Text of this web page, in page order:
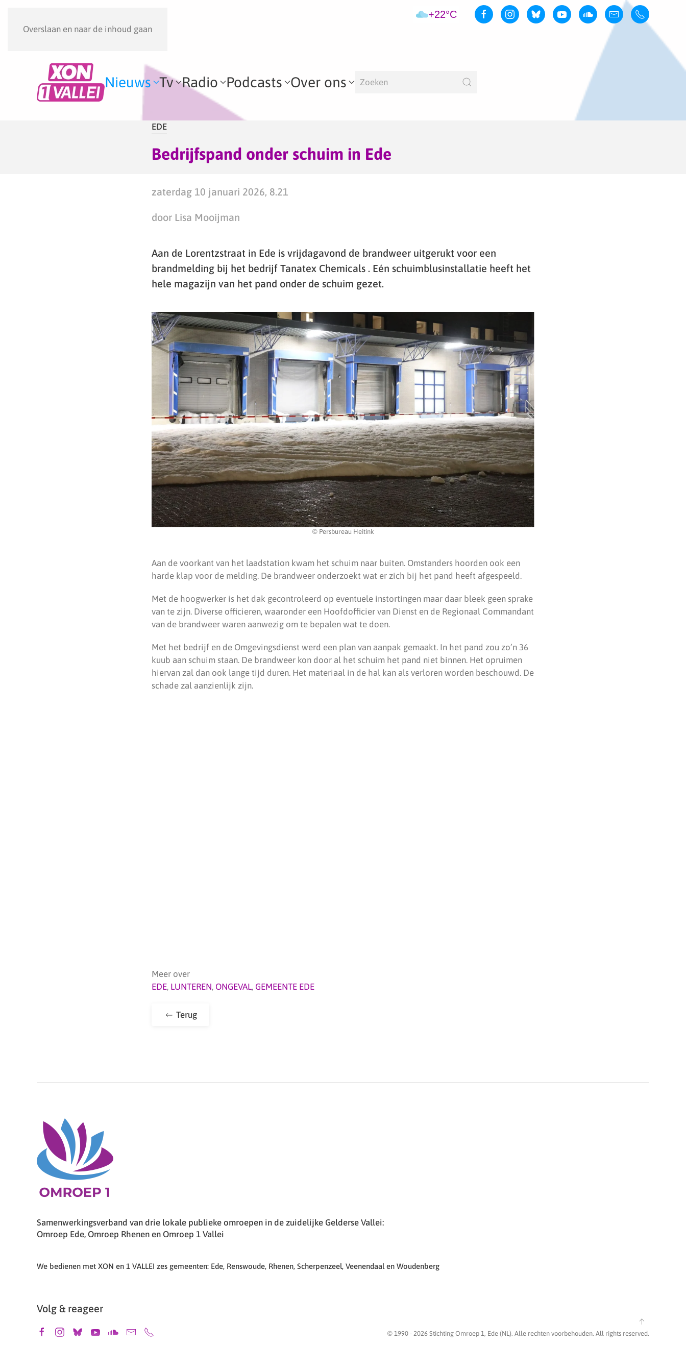
Overslaan en naar de inhoud gaan
+22°C
Nieuws Tv Radio Podcasts Over ons
EDE
Bedrijfspand onder schuim in Ede
zaterdag 10 januari 2026, 8.21
door Lisa Mooijman
Aan de Lorentzstraat in Ede is vrijdagavond de brandweer uitgerukt voor een
brandmelding bij het bedrijf Tanatex Chemicals . Eén schuimblusinstallatie heeft het
hele magazijn van het pand onder de schuim gezet.
© Persbureau Heitink
Aan de voorkant van het laadstation kwam het schuim naar buiten. Omstanders hoorden ook een
harde klap voor de melding. De brandweer onderzoekt wat er zich bij het pand heeft afgespeeld.
Met de hoogwerker is het dak gecontroleerd op eventuele instortingen maar daar bleek geen sprake
van te zijn. Diverse officieren, waaronder een Hoofdofficier van Dienst en de Regionaal Commandant
van de brandweer waren aanwezig om te bepalen wat te doen.
Met het bedrijf en de Omgevingsdienst werd een plan van aanpak gemaakt. In het pand zou zo’n 36
kuub aan schuim staan. De brandweer kon door al het schuim het pand niet binnen. Het opruimen
hiervan zal dan ook lange tijd duren. Het materiaal in de hal kan als verloren worden beschouwd. De
schade zal aanzienlijk zijn.
Meer over
EDE, LUNTEREN, ONGEVAL, GEMEENTE EDE
Terug
Samenwerkingsverband van drie lokale publieke omroepen in de zuidelijke Gelderse Vallei:
Omroep Ede, Omroep Rhenen en Omroep 1 Vallei
We bedienen met XON en 1 VALLEI zes gemeenten: Ede, Renswoude, Rhenen, Scherpenzeel, Veenendaal en Woudenberg
Volg & reageer
© 1990 - 2026 Stichting Omroep 1, Ede (NL). Alle rechten voorbehouden. All rights reserved.